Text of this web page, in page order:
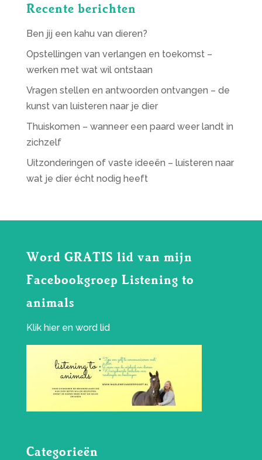
Recente berichten
Ben jij een kahu van dieren?
Opstellingen van verlangen en toekomst –
werken met wat wil ontstaan
Vragen stellen en antwoorden ontvangen – de
kunst van luisteren naar je dier
Thuiskomen – wanneer een paard weer landt in
zichzelf
Uitzonderingen of vaste ideeën – luisteren naar
wat je dier écht nodig heeft
Word GRATIS lid van mijn
Facebookgroep Listening to
animals
Klik hieren word lid
Categorieën